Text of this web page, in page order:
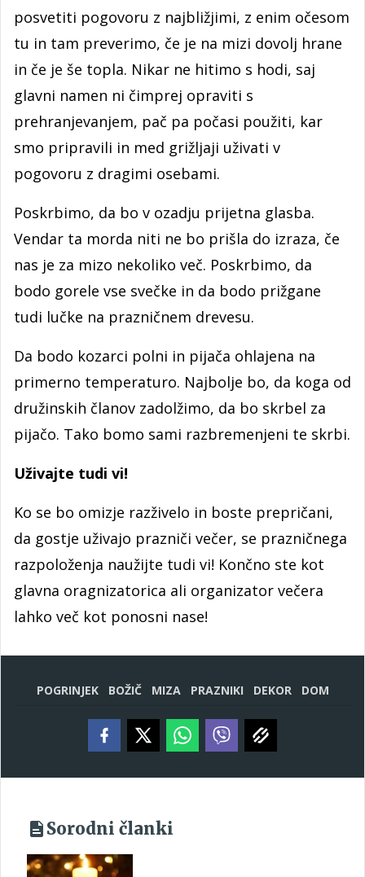
posvetiti pogovoru z najbližjimi, z enim očesom
tu in tam preverimo, če je na mizi dovolj hrane
in če je še topla. Nikar ne hitimo s hodi, saj
glavni namen ni čimprej opraviti s
prehranjevanjem, pač pa počasi použiti, kar
smo pripravili in med grižljaji uživati v
pogovoru z dragimi osebami.
Poskrbimo, da bo v ozadju prijetna glasba.
Vendar ta morda niti ne bo prišla do izraza, če
nas je za mizo nekoliko več. Poskrbimo, da
bodo gorele vse svečke in da bodo prižgane
tudi lučke na prazničnem drevesu.
Da bodo kozarci polni in pijača ohlajena na
primerno temperaturo. Najbolje bo, da koga od
družinskih članov zadolžimo, da bo skrbel za
pijačo. Tako bomo sami razbremenjeni te skrbi.
Uživajte tudi vi!
Ko se bo omizje razživelo in boste prepričani,
da gostje uživajo prazniči večer, se prazničnega
razpoloženja naužijte tudi vi! Končno ste kot
glavna oragnizatorica ali organizator večera
lahko več kot ponosni nase!
POGRINJEK BOŽIČ MIZA PRAZNIKI DEKOR DOM
Sorodni članki